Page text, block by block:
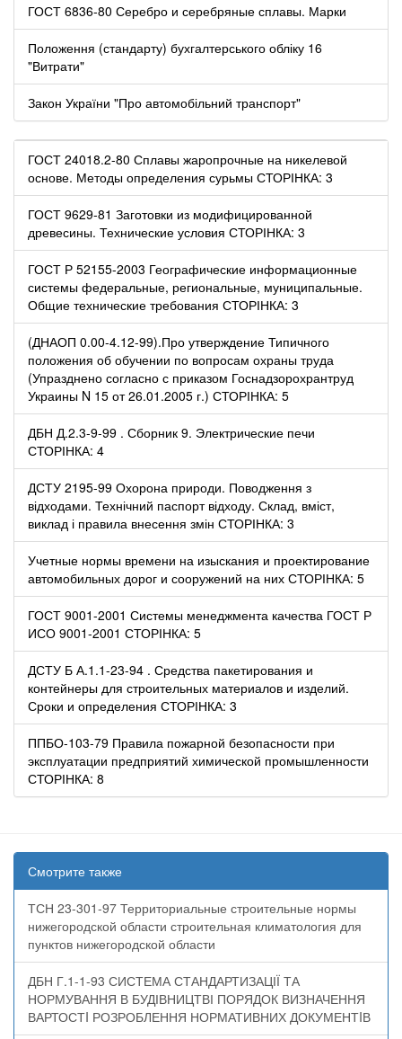
ГОСТ 6836-80 Серебро и серебряные сплавы. Марки
Положення (стандарту) бухгалтерського обліку 16
"Витрати"
Закон України "Про автомобільний транспорт"
ГОСТ 24018.2-80 Сплавы жаропрочные на никелевой
основе. Методы определения сурьмы СТОРІНКА: 3
ГОСТ 9629-81 Заготовки из модифицированной
древесины. Технические условия СТОРІНКА: 3
ГОСТ Р 52155-2003 Географические информационные
системы федеральные, региональные, муниципальные.
Общие технические требования СТОРІНКА: 3
(ДНАОП 0.00-4.12-99).Про утверждение Типичного
положения об обучении по вопросам охраны труда
(Упразднено согласно с приказом Госнадзорохрантруд
Украины N 15 от 26.01.2005 г.) СТОРІНКА: 5
ДБН Д.2.3-9-99 . Сборник 9. Электрические печи
СТОРІНКА: 4
ДСТУ 2195-99 Охорона природи. Поводження з
відходами. Технічний паспорт відходу. Склад, вміст,
виклад і правила внесення змін СТОРІНКА: 3
Учетные нормы времени на изыскания и проектирование
автомобильных дорог и сооружений на них СТОРІНКА: 5
ГОСТ 9001-2001 Системы менеджмента качества ГОСТ Р
ИСО 9001-2001 СТОРІНКА: 5
ДСТУ Б А.1.1-23-94 . Средства пакетирования и
контейнеры для строительных материалов и изделий.
Сроки и определения СТОРІНКА: 3
ППБО-103-79 Правила пожарной безопасности при
эксплуатации предприятий химической промышленности
СТОРІНКА: 8
Смотрите также
ТСН 23-301-97 Территориальные строительные нормы
нижегородской области строительная климатология для
пунктов нижегородской области
ДБН Г.1-1-93 СИСТЕМА СТАНДАРТИЗАЦІЇ ТА
НОРМУВАННЯ В БУДІВНИЦТВІ ПОРЯДОК ВИЗНАЧЕННЯ
ВАРТОСТI РОЗРОБЛЕННЯ НОРМАТИВНИХ ДОКУМЕНТIВ